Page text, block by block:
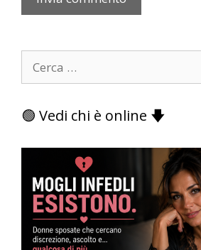
per:
🟢 Vedi chi è online 🡇